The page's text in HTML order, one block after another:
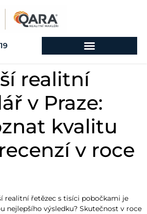
realitní
v Praze:
kvalitu
v roce
realitní řetězec s tisíci pobočkami je
nejlepšího výsledku? Skutečnost v roce